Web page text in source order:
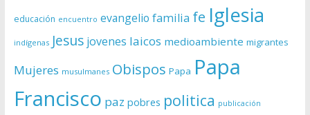
educación encuentro evangelio familia fe Iglesia
indígenas Jesus jovenes laicos medioambiente migrantes
Mujeres musulmanes Obispos Papa Papa
Francisco paz pobres politica publicación